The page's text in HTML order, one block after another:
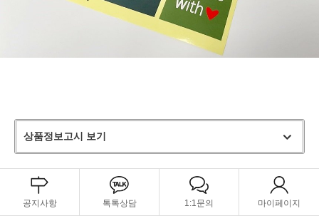
상품정보고시 보기
공지사항 톡톡상담 1:1문의 마이페이지